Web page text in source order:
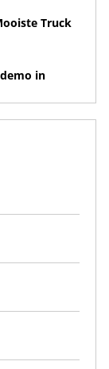
Truck
in